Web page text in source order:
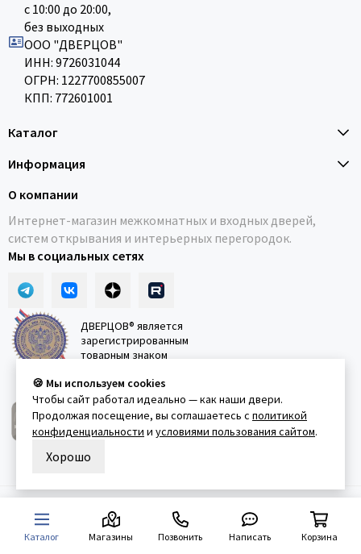
с 10:00 до 20:00,
без выходных
ООО "ДВЕРЦОВ"
ИНН: 9726031044
ОГРН: 1227700855007
КПП: 772601001
Каталог
Информация
О компании
Интернет-магазин межкомнатных и входных дверей,
систем открывания и интерьерных перегородок.
Мы в социальных сетях
ДВЕРЦОВ® является
зарегистрированным
товарным знаком
ДВЕРЦОВ® официальный
партнёр телепроекта
"Квартирный вопрос"
2011-2026 © Дверцов. Карта сайта Публичная оферта
Политика
конфеденциальности
Условия использования сайта
Каталог Магазины Позвонить Написать Корзина
🍪 Мы используем cookies
Чтобы сайт работал идеально — как наши двери.
Продолжая посещение, вы соглашаетесь с политикой
конфиденциальности и условиями пользования сайтом.
Хорошо